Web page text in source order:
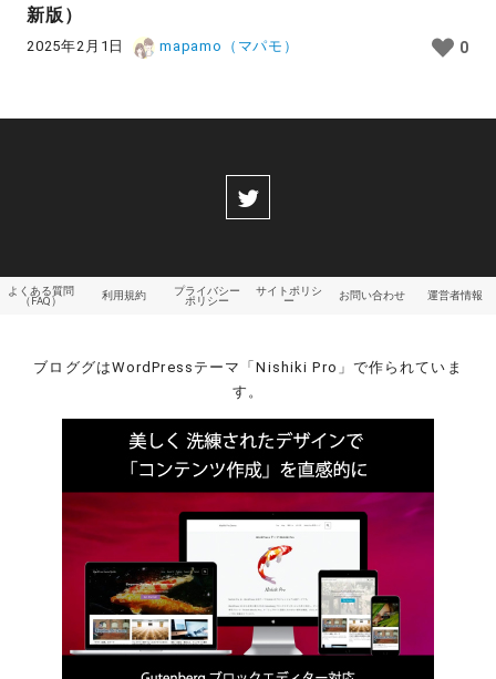
新版）
2025年2月1日 mapamo（マパモ） 0
よくある質問
（FAQ）
利用規約
プライバシー
ポリシー
サイトポリシ
ー
お問い合わせ 運営者情報
ブロググはWordPressテーマ「Nishiki Pro」で作られていま
す。